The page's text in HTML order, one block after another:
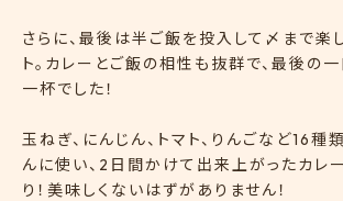
さらに、最後は半ご飯を投入して〆まで楽
ト。カレーとご飯の相性も抜群で、最後の
一杯でした！
玉ねぎ、にんじん、トマト、りんごなど16種
んに使い、2日間かけて出来上がったカレ
り！美味しくないはずがありません！